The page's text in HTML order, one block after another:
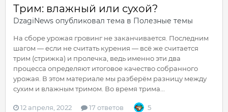
Трим: влажный или сухой?
DzagiNews опубликовал тема в Полезные темы
На сборе урожая гровинг не заканчивается. Последним
шагом — если не считать курения — всё же считается
трим (стрижка) и пролечка, ведь именно эти два
процесса определяют итоговое качество собранного
урожая. В этом материале мы разберём разницу между
сухим и влажным тримом. Во время трима...
12 апреля, 2022 17 ответов 5